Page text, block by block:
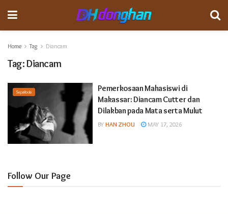
Home Tag Diancam
Tag:Diancam
Sepakbola
Pemerkosaan Mahasiswi di
Makassar: Diancam Cutter dan
Dilakban pada Mata serta Mulut
BY HAN ZHOU MAY 17, 2026
Follow Our Page